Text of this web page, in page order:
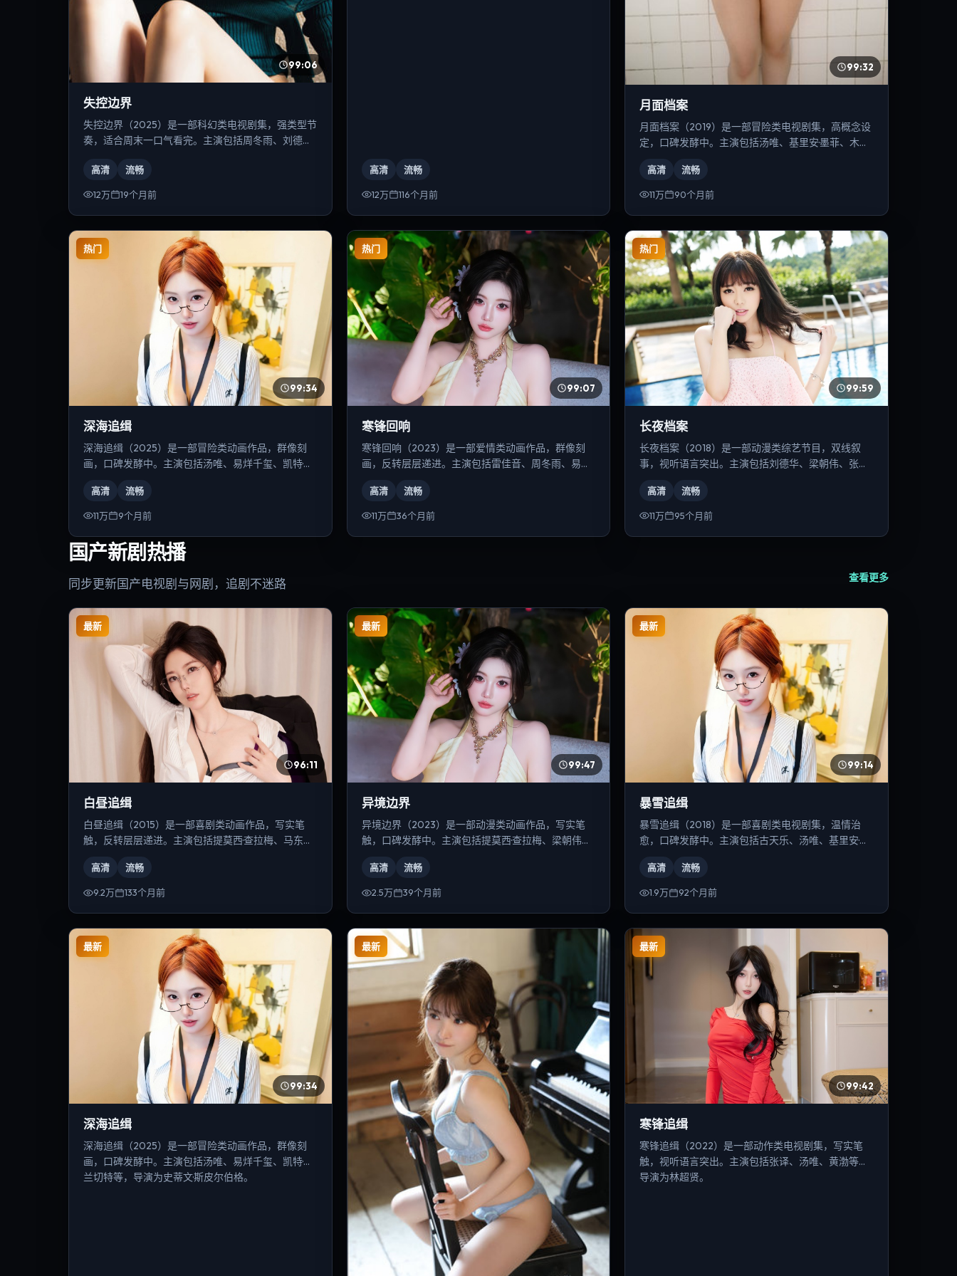
99:06
失控边界
失控边界（2025）是一部科幻类电视剧集，强类型节
奏，适合周末一口气看完。主演包括周冬雨、刘德
高清 流畅
12万 19个月前
高清 流畅
12万 116个月前
99:32
月面档案
月面档案（2019）是一部冒险类电视剧集，高概念设
定，口碑发酵中。主演包括汤唯、基里安·墨菲、木村
高清 流畅
11万 90个月前
热门
99:34
深海追缉
深海追缉（2025）是一部冒险类动画作品，群像刻
画，口碑发酵中。主演包括汤唯、易烊千玺、凯特·布
高清 流畅
11万 9个月前
热门
99:07
寒锋回响
寒锋回响（2023）是一部爱情类动画作品，群像刻
画，反转层层递进。主演包括雷佳音、周冬雨、易烊
高清 流畅
11万 36个月前
热门
99:59
长夜档案
长夜档案（2018）是一部动漫类综艺节目，双线叙
事，视听语言突出。主演包括刘德华、梁朝伟、张译
高清 流畅
11万 95个月前
国产新剧热播
同步更新国产电视剧与网剧，追剧不迷路 查看更多
最新
96:11
白昼追缉
白昼追缉（2015）是一部喜剧类动画作品，写实笔
触，反转层层递进。主演包括提莫西·查拉梅、马东
高清 流畅
9.2万 133个月前
最新
99:47
异境边界
异境边界（2023）是一部动漫类动画作品，写实笔
触，口碑发酵中。主演包括提莫西·查拉梅、梁朝伟、
高清 流畅
2.5万 39个月前
最新
99:14
暴雪追缉
暴雪追缉（2018）是一部喜剧类电视剧集，温情治
愈，口碑发酵中。主演包括古天乐、汤唯、基里安·墨
高清 流畅
1.9万 92个月前
最新
99:34
深海追缉
深海追缉（2025）是一部冒险类动画作品，群像刻
画，口碑发酵中。主演包括汤唯、易烊千玺、凯特·布
兰切特等，导演为史蒂文·斯皮尔伯格。
最新 最新
99:42
寒锋追缉
寒锋追缉（2022）是一部动作类电视剧集，写实笔
触，视听语言突出。主演包括张译、汤唯、黄渤等，
导演为林超贤。